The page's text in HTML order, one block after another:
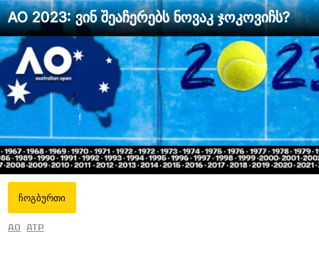
AO 2023: ვინ შეაჩერებს ნოვაკ ჯოკოვიჩს?
ჩოგბურთი
AO ATP